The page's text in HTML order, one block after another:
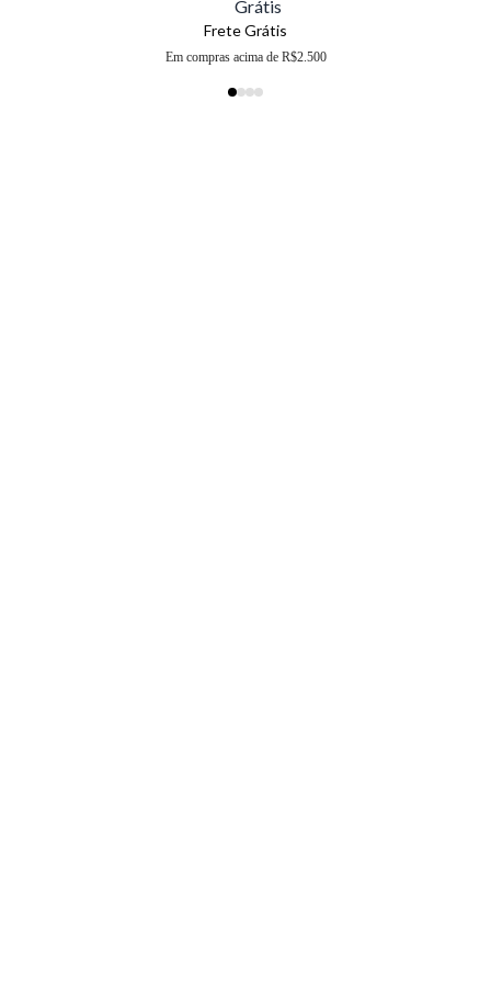
Frete Grátis
Em compras acima de R$2.500